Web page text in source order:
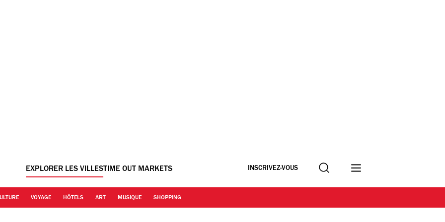
EXPLORER LES VILLESTIME OUT MARKETS INSCRIVEZ-VOUS Recherche
VOYAGE HÔTELS ART MUSIQUE SHOPPING